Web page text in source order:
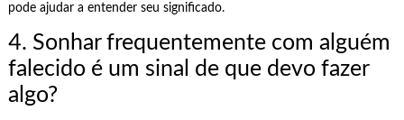
pode ajudar a entender seu significado.
4. Sonhar frequentemente com alguém
falecido é um sinal de que devo fazer
algo?